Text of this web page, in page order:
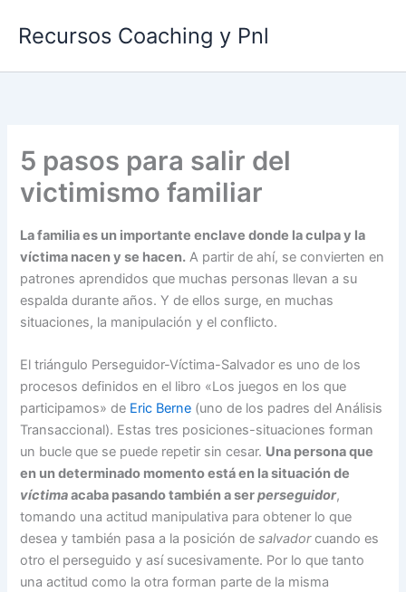
Recursos Coaching y Pnl
5 pasos para salir del
victimismo familiar
La familia es un importante enclave donde la culpa y la
víctima nacen y se hacen. A partir de ahí, se convierten en
patrones aprendidos que muchas personas llevan a su
espalda durante años. Y de ellos surge, en muchas
situaciones, la manipulación y el conflicto.
El triángulo Perseguidor-Víctima-Salvador es uno de los
procesos definidos en el libro «Los juegos en los que
participamos» de Eric Berne (uno de los padres del Análisis
Transaccional). Estas tres posiciones-situaciones forman
un bucle que se puede repetir sin cesar. Una persona que
en un determinado momento está en la situación de
víctimaacaba pasando también a serperseguidor,
tomando una actitud manipulativa para obtener lo que
desea y también pasa a la posición desalvadorcuando es
otro el perseguido y así sucesivamente. Por lo que tanto
una actitud como la otra forman parte de la misma